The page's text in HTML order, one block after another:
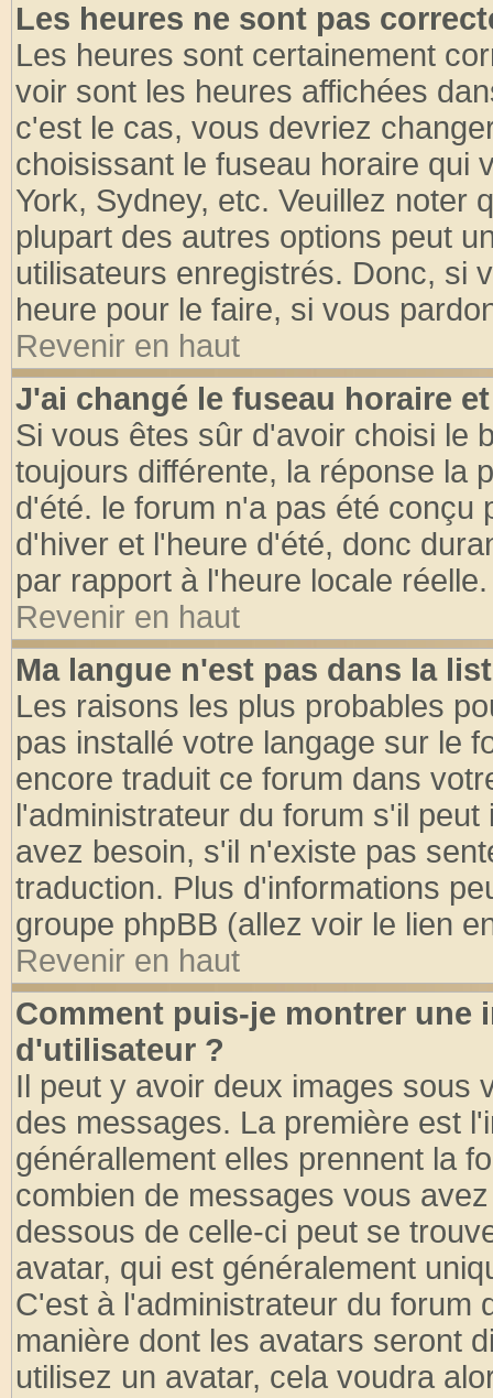
Les heures ne sont pas
Les heures sont certainement
voir sont les heures affichées
c'est le cas, vous devriez
choisissant le fuseau horaire qui
York, Sydney, etc. Veuillez noter
plupart des autres options peut
utilisateurs enregistrés. Donc, si
heure pour le faire, si vous
Revenir en haut
J'ai changé le fuseau horaire
Si vous êtes sûr d'avoir choisi le
toujours différente, la réponse la
d'été. le forum n'a pas été conçu
d'hiver et l'heure d'été, donc
par rapport à l'heure locale réelle.
Revenir en haut
Ma langue n'est pas dans la
Les raisons les plus probables
pas installé votre langage sur le
encore traduit ce forum dans
l'administrateur du forum s'il
avez besoin, s'il n'existe pas
traduction. Plus d'informations
groupe phpBB (allez voir le lien
Revenir en haut
Comment puis-je montrer une
d'utilisateur ?
Il peut y avoir deux images sous
des messages. La première est
générallement elles prennent la
combien de messages vous
dessous de celle-ci peut se
avatar, qui est généralement
C'est à l'administrateur du forum
manière dont les avatars seront
utilisez un avatar, cela voudra